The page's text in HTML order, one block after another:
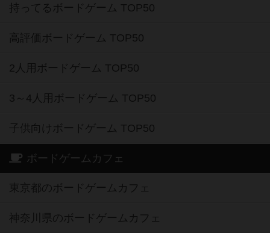
持ってるボードゲーム TOP50
高評価ボードゲーム TOP50
2人用ボードゲーム TOP50
3～4人用ボードゲーム TOP50
子供向けボードゲーム TOP50
ボードゲームカフェ
東京都のボードゲームカフェ
神奈川県のボードゲームカフェ